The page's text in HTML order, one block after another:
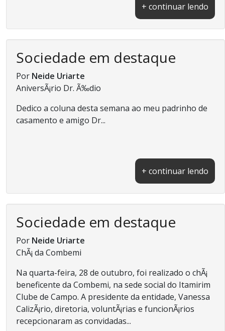
+ continuar lendo
Sociedade em destaque
Por Neide Uriarte
AniversÃ¡rio Dr. Ã‰dio
Dedico a coluna desta semana ao meu padrinho de
casamento e amigo Dr...
+ continuar lendo
Sociedade em destaque
Por Neide Uriarte
ChÃ¡ da Combemi
Na quarta-feira, 28 de outubro, foi realizado o chÃ¡
beneficente da Combemi, na sede social do Itamirim
Clube de Campo. A presidente da entidade, Vanessa
CalizÃ¡rio, diretoria, voluntÃ¡rias e funcionÃ¡rios
recepcionaram as convidadas...